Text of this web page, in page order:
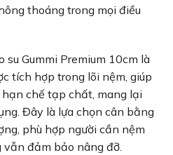
thoáng trong mọi điều
Gummi Premium 10cm là
tích hợp trong lõi nệm, giúp
chế tạp chất, mang lại
Đây là lựa chọn cân bằng
phù hợp người cần nệm
vẫn đảm bảo nâng đỡ.